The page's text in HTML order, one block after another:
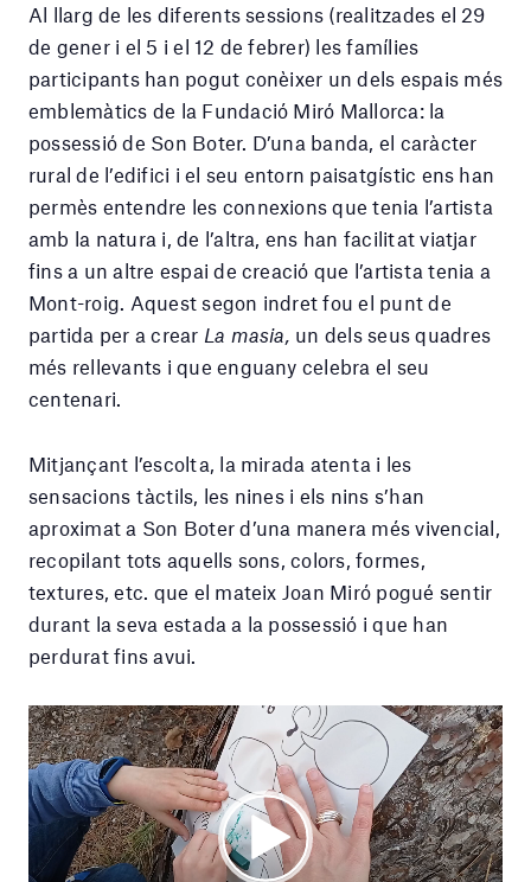
Al llarg de les diferents sessions (realitzades el 29
de gener i el 5 i el 12 de febrer) les famílies
participants han pogut conèixer un dels espais més
emblemàtics de la Fundació Miró Mallorca: la
possessió de Son Boter. D’una banda, el caràcter
rural de l’edifici i el seu entorn paisatgístic ens han
permès entendre les connexions que tenia l’artista
amb la natura i, de l’altra, ens han facilitat viatjar
fins a un altre espai de creació que l’artista tenia a
Mont-roig. Aquest segon indret fou el punt de
partida per a crear La masia, un dels seus quadres
més rellevants i que enguany celebra el seu
centenari.
Mitjançant l’escolta, la mirada atenta i les
sensacions tàctils, les nines i els nins s’han
aproximat a Son Boter d’una manera més vivencial,
recopilant tots aquells sons, colors, formes,
textures, etc. que el mateix Joan Miró pogué sentir
durant la seva estada a la possessió i que han
perdurat fins avui.
Reproductor
de
vídeo
Play